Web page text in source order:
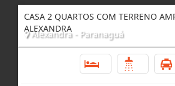
CASA 2 QUARTOS COM TERRENO
ALEXANDRA
Alexandra - Paranaguá